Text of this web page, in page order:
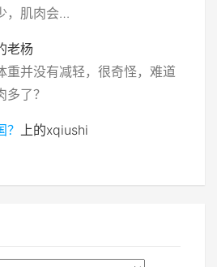
，肌肉会…
老杨
重并没有减轻，很奇怪，难道
了？
上的xqiushi